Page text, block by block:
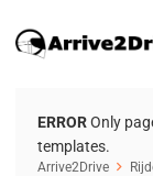
ERROROnly
templates.
Arrive2Drive